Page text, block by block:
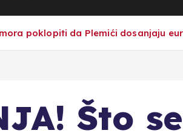
poklopiti da Plemići dosanjaju
Što